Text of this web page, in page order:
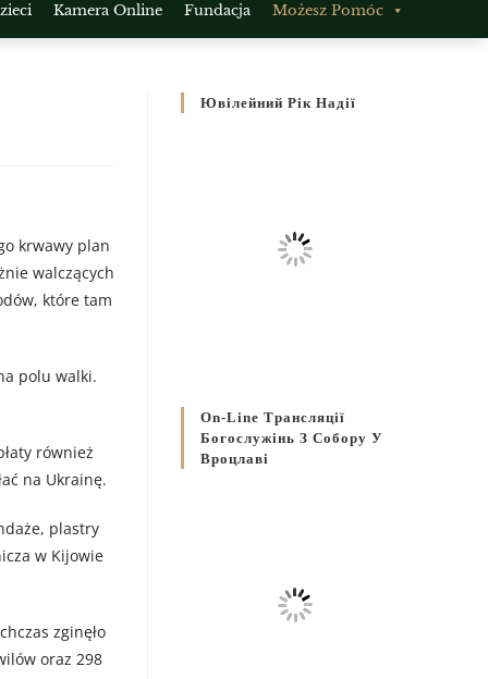
Kamera Online Fundacja Możesz Pomóc
krwawy plan
walczących
które tam
polu walki.
również
na Ukrainę.
plastry
w Kijowie
zginęło
oraz 298
Ювілейний Рік Надії
On-Line Трансляції
Богослужінь З Собору У
Вроцлаві